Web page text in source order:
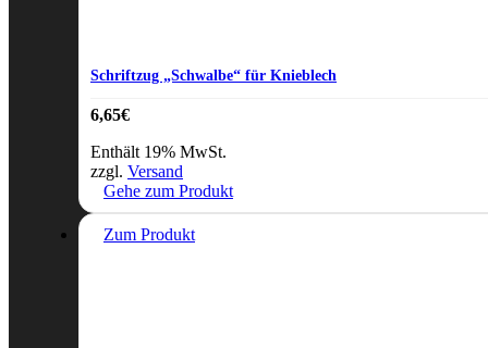
Schriftzug „Schwalbe“ für Knieblech
6,65€
Enthält 19% MwSt.
zzgl. Versand
Gehe zum Produkt
Zum Produkt